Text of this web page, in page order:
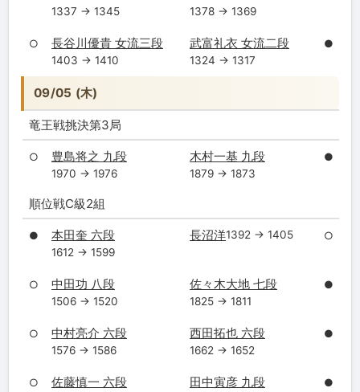
1337 → 1345 1378 → 1369
○ 長谷川優貴 女流三段
1403 → 1410
武富礼衣 女流二段
1324 → 1317
●
09/05 (木)
竜王戦挑決第3局
○ 豊島将之 九段
1970 → 1976
木村一基 九段
1879 → 1873
●
順位戦C級2組
● 本田奎 六段
1612 → 1599
長沼洋1392 → 1405 ○
○ 中田功 八段
1506 → 1520
佐々木大地 七段
1825 → 1811
●
○ 中村亮介 六段
1576 → 1586
西田拓也 六段
1662 → 1652
●
○ 佐藤慎一 六段 田中寅彦 九段 ●